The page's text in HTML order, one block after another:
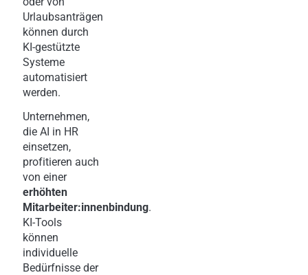
Urlaubsanträgen
können durch
KI-gestützte
Systeme
automatisiert
werden.
Unternehmen,
die AI in HR
einsetzen,
profitieren auch
von einer
erhöhten
Mitarbeiter:innenbindung.
KI-Tools
können
individuelle
Bedürfnisse der